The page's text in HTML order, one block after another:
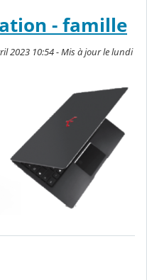
- famille
2023 10:54 - Mis à jour le lundi